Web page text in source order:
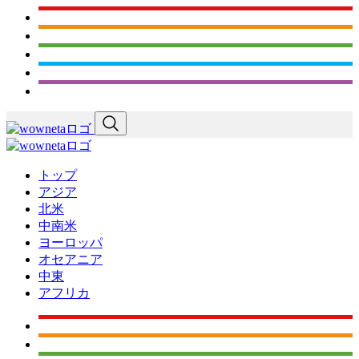
トップ
アジア
北米
中南米
ヨーロッパ
オセアニア
中東
アフリカ